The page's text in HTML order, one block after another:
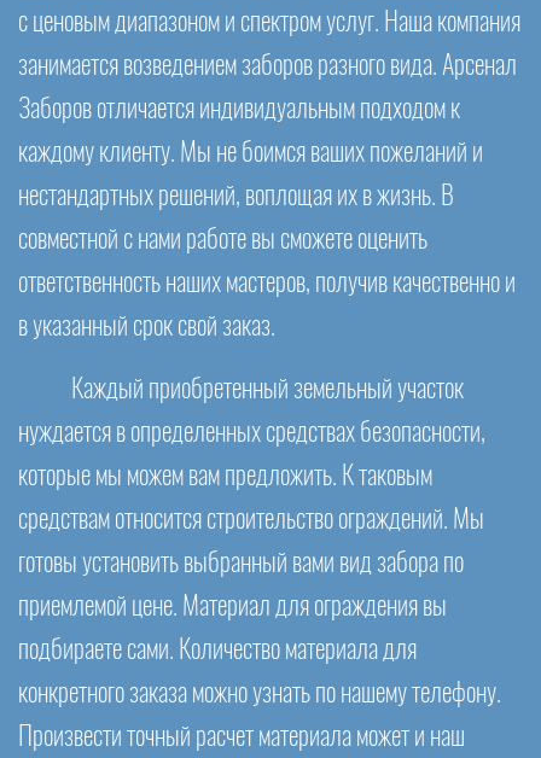
с ценовым диапазоном и спектром услуг. Наша компания
занимается возведением заборов разного вида. Арсенал
Заборов отличается индивидуальным подходом к
каждому клиенту. Мы не боимся ваших пожеланий и
нестандартных решений, воплощая их в жизнь. В
совместной с нами работе вы сможете оценить
ответственность наших мастеров, получив качественно и
в указанный срок свой заказ.
Каждый приобретенный земельный участок
нуждается в определенных средствах безопасности,
которые мы можем вам предложить. К таковым
средствам относится строительство ограждений. Мы
готовы установить выбранный вами вид забора по
приемлемой цене. Материал для ограждения вы
подбираете сами. Количество материала для
конкретного заказа можно узнать по нашему телефону.
Произвести точный расчет материала может и наш